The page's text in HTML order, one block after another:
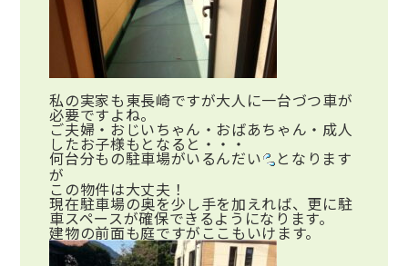
私の実家も東長崎ですが大人に一台づつ車が
必要ですよね。
ご夫婦・おじいちゃん・おばあちゃん・成人
したお子様もとなると・・・
何台分もの駐車場がいるんだい となります
が
この物件は大丈夫！
現在駐車場の奥を少し手を加えれば、更に駐
車スペースが確保できるようになります。
建物の前面も庭ですがここもいけます。